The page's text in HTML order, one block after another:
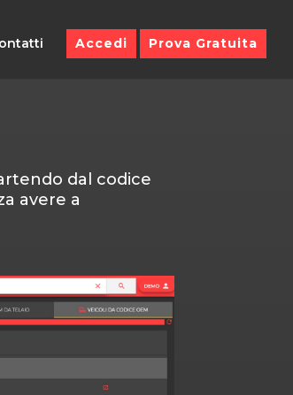
Accedi Prova Gratuita
dal codice
avere a